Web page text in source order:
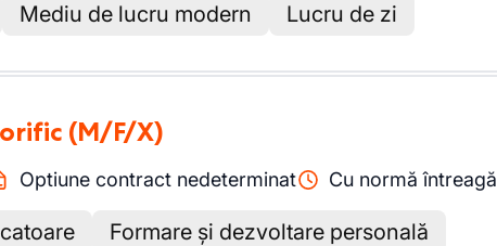
Mediu de lucru modern Lucru de zi
(M/F/X)
Optiune contract nedeterminat Cu normă întreagă
Formare și dezvoltare personală